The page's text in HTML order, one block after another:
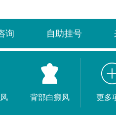
询 自助挂号
背部白癜风 更多